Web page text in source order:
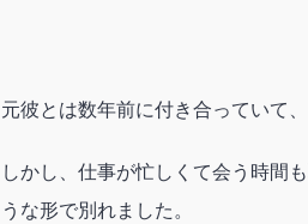
元彼とは数年前に付き合っていて
しかし、仕事が忙しくて会う時間
うな形で別れました。